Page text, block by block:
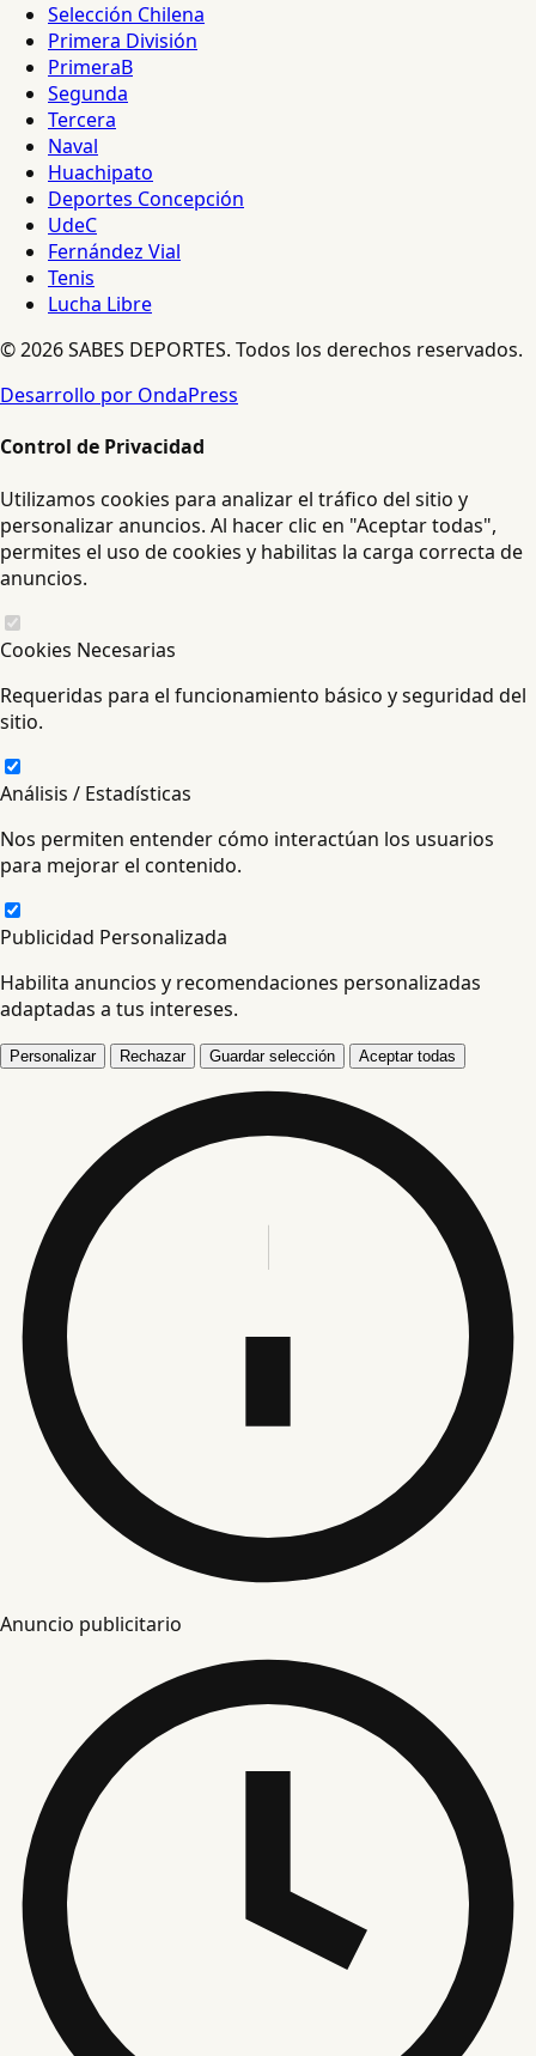
Selección Chilena
Primera División
PrimeraB
Segunda
Tercera
Naval
Huachipato
Deportes Concepción
UdeC
Fernández Vial
Tenis
Lucha Libre
© 2026 SABES DEPORTES. Todos los derechos reservados.
Desarrollo por OndaPress
Control de Privacidad
Utilizamos cookies para analizar el tráfico del sitio y
personalizar anuncios. Al hacer clic en "Aceptar todas",
permites el uso de cookies y habilitas la carga correcta de
anuncios.
Cookies Necesarias
Requeridas para el funcionamiento básico y seguridad del
sitio.
Análisis / Estadísticas
Nos permiten entender cómo interactúan los usuarios
para mejorar el contenido.
Publicidad Personalizada
Habilita anuncios y recomendaciones personalizadas
adaptadas a tus intereses.
Personalizar Rechazar Guardar selección Aceptar todas
Anuncio publicitario